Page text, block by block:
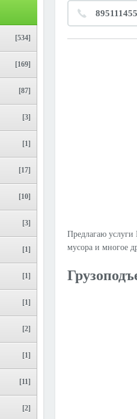
[534]
[169]
[87]
[3]
[1]
[17]
[10]
[3]
[1]
[1]
[1]
[2]
[1]
[11]
[2]
Предлагаю
мусора и многое